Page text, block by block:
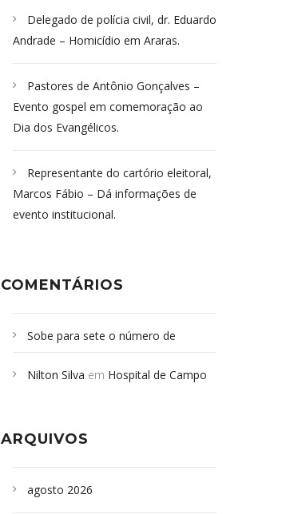
Delegado de polícia civil, dr. Eduardo
Andrade – Homicídio em Araras.
Pastores de Antônio Gonçalves –
Evento gospel em comemoração ao
Dia dos Evangélicos.
Representante do cartório eleitoral,
Marcos Fábio – Dá informações de
evento institucional.
COMENTÁRIOS
Sobe para sete o número de
desabamento em São Paulo - Revista
sepultados em SP
Nilton Silva em Hospital de Campo
ARQUIVOS
agosto 2026